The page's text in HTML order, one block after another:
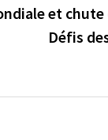
et chute
Défis